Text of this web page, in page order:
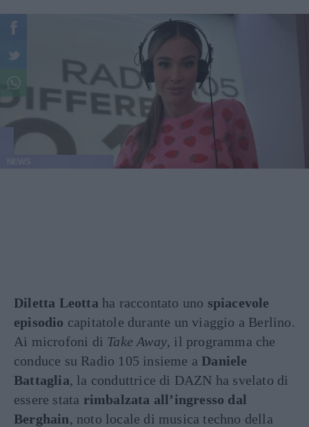
Diletta Leotta ha raccontato uno spiacevole
episodio capitatole durante un viaggio a Berlino.
Ai microfoni di Take Away, il programma che
conduce su Radio 105 insieme aDaniele
Battaglia, la conduttrice di DAZN ha svelato di
essere stata rimbalzata all’ingresso dal
Berghain, noto locale di musica techno della